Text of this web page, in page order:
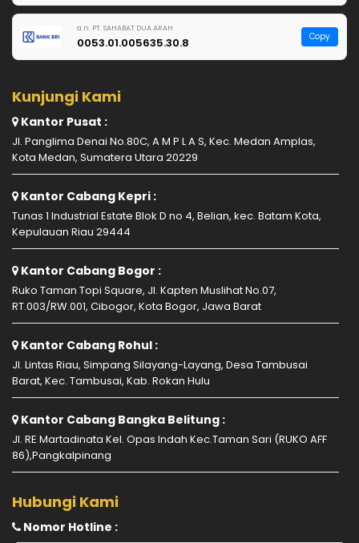
a.n. PT. SAHABAT DUA ARAH
0053.01.005635.30.8 Copy
Kunjungi Kami
Kantor Pusat :
Jl. Panglima Denai No.80C, A M P L A S, Kec. Medan Amplas,
Kota Medan, Sumatera Utara 20229
Kantor Cabang Kepri :
Tunas 1 Industrial Estate Blok D no 4, Belian, kec. Batam Kota,
Kepulauan Riau 29444
Kantor Cabang Bogor :
Ruko Taman Topi Square, Jl. Kapten Muslihat No.07,
RT.003/RW.001, Cibogor, Kota Bogor, Jawa Barat
Kantor Cabang Rohul :
Jl. Lintas Riau, Simpang Silayang-Layang, Desa Tambusai
Barat, Kec. Tambusai, Kab. Rokan Hulu
Kantor Cabang Bangka Belitung :
Jl. RE Martadinata Kel. Opas Indah Kec.Taman Sari (RUKO AFF
86),Pangkalpinang
Hubungi Kami
Nomor Hotline :